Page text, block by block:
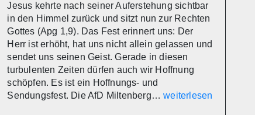
Jesus kehrte nach seiner Auferstehung sichtbar
in den Himmel zurück und sitzt nun zur Rechten
Gottes (Apg 1,9). Das Fest erinnert uns: Der
Herr ist erhöht, hat uns nicht allein gelassen und
sendet uns seinen Geist. Gerade in diesen
turbulenten Zeiten dürfen auch wir Hoffnung
schöpfen. Es ist ein Hoffnungs- und
Sendungsfest. Die AfD Miltenberg…Die
weiterlesen